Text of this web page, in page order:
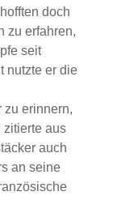
doch
zu erfahren,
seit
nutzte er die
zu erinnern,
zitierte aus
auch
an seine